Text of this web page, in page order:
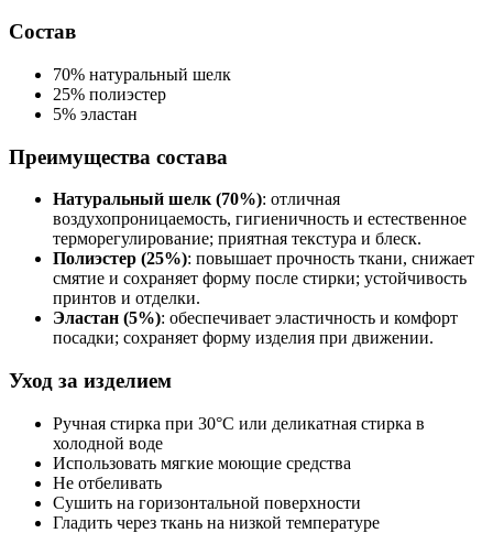
Состав
70% натуральный шелк
25% полиэстер
5% эластан
Преимущества состава
Натуральный шелк (70%): отличная
воздухопроницаемость, гигиеничность и естественное
терморегулирование; приятная текстура и блеск.
Полиэстер (25%): повышает прочность ткани, снижает
смятие и сохраняет форму после стирки; устойчивость
принтов и отделки.
Эластан (5%): обеспечивает эластичность и комфорт
посадки; сохраняет форму изделия при движении.
Уход за изделием
Ручная стирка при 30°C или деликатная стирка в
холодной воде
Использовать мягкие моющие средства
Не отбеливать
Сушить на горизонтальной поверхности
Гладить через ткань на низкой температуре